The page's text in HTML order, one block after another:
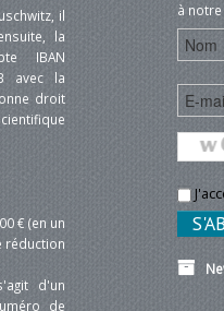
il
la
IBAN
avec la
droit
€ (en un
réduction
d'un
de
à